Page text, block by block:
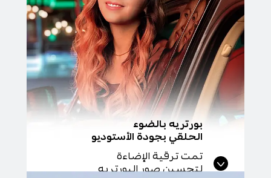
بورتريه بالضوء
الحلقي بجودة الأستوديو
تمت ترقية الإضاءة
لتحسين صور البورتريه